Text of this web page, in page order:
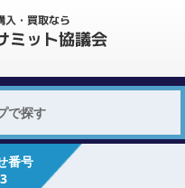
で探す
番号